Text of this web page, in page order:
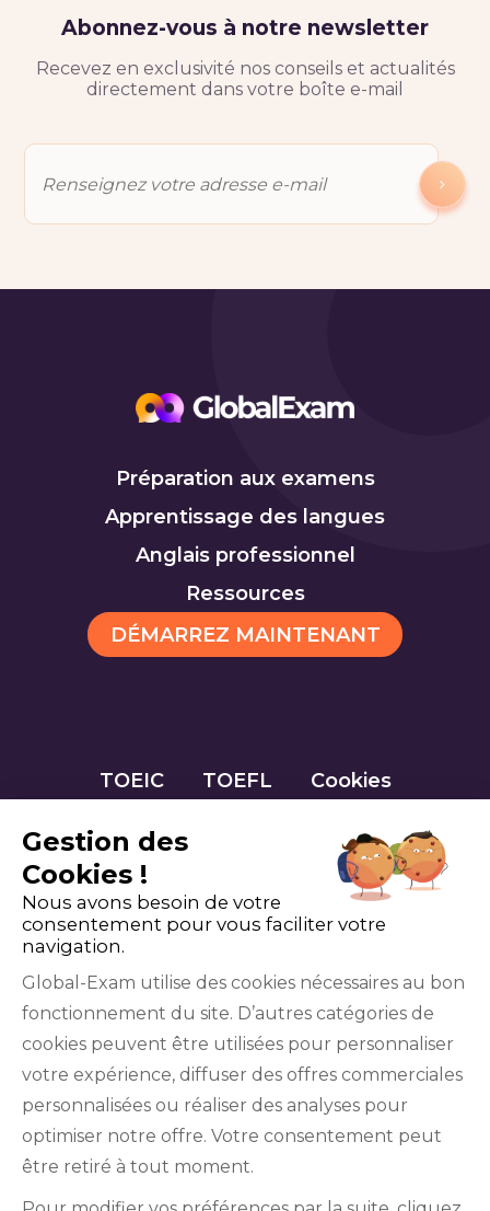
Abonnez-vous à notre newsletter
Recevez en exclusivité nos conseils et actualités
directement dans votre boîte e-mail
Préparation aux examens
Apprentissage des langues
Anglais professionnel
Ressources
DÉMARREZ MAINTENANT
TOEIC TOEFL Cookies
Twitter YouTube
Gestion des
Cookies !
Nous avons besoin de votre
consentement pour vous faciliter votre
navigation.
Global-Exam utilise des cookies nécessaires au bon
fonctionnement du site. D’autres catégories de
cookies peuvent être utilisées pour personnaliser
votre expérience, diffuser des offres commerciales
personnalisées ou réaliser des analyses pour
optimiser notre offre. Votre consentement peut
être retiré à tout moment.